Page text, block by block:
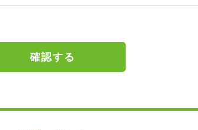
確認する